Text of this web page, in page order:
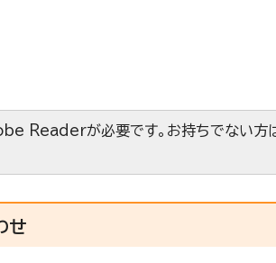
Readerが必要です。お持ちでない方は
せ